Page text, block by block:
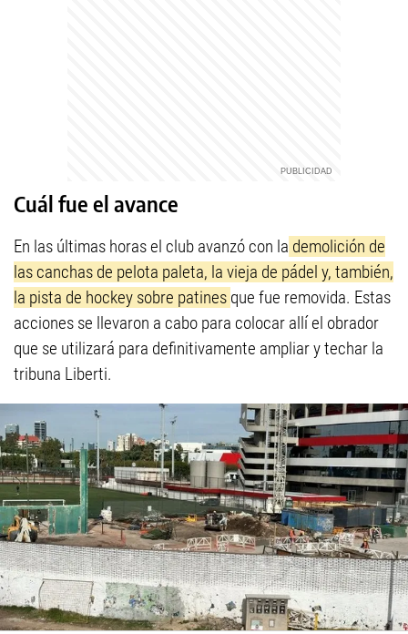
Cuál fue el avance
En las últimas horas el club avanzó con la demolición de
las canchas de pelota paleta, la vieja de pádel y, también,
la pista de hockey sobre patines que fue removida. Estas
acciones se llevaron a cabo para colocar allí el obrador
que se utilizará para definitivamente ampliar y techar la
tribuna Liberti.